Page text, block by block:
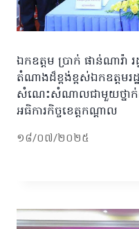
ឯកឧត្តម ប្រាក់ ផាន់ណារ៉ា
តំណាងដ៏ខ្ពង់ខ្ពស់ឯកឧត្តមរ
សំណេះសំណាលជាមួយថ្នាក់ដឹក
អធិការកិច្ចខេត្តកណ្តាល
១៨/០៧/២០២៥